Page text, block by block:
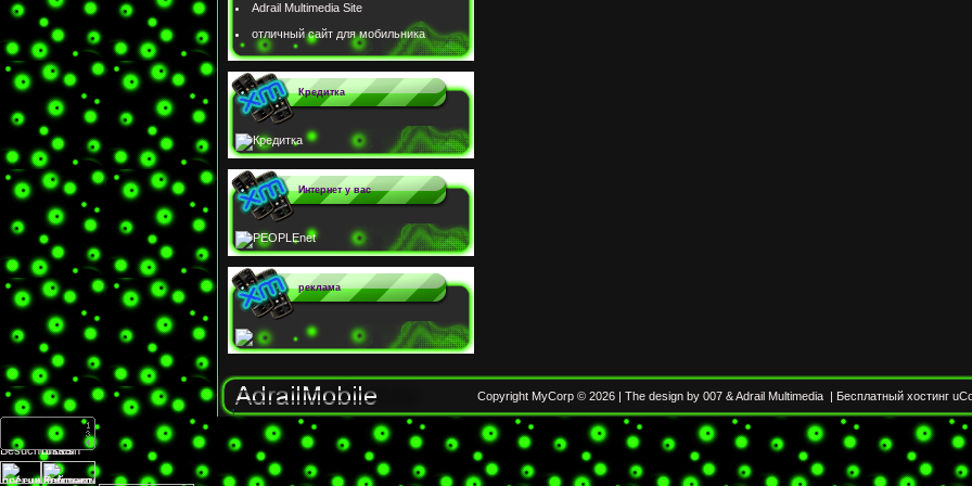
Adrail Multimedia Site
отличный сайт для мобильника
Кредитка
Интернет у вас
реклама
Copyright MyCorp © 2026 | The design by 007 &Adrail Multimedia | Бесплатный хостинг